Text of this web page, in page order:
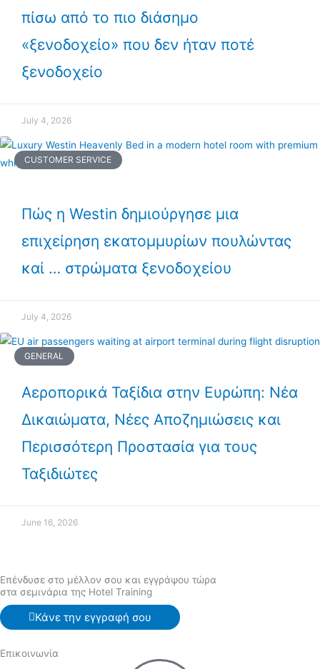
πίσω από το πιο διάσημο
«ξενοδοχείο» που δεν ήταν ποτέ
ξενοδοχείο
July 4, 2026
CUSTOMER SERVICE
Πώς η Westin δημιούργησε μια
επιχείρηση εκατομμυρίων πουλώντας
καί … στρώματα ξενοδοχείου
July 4, 2026
GENERAL
Αεροπορικά Ταξίδια στην Ευρώπη: Νέα
Δικαιώματα, Νέες Αποζημιώσεις και
Περισσότερη Προστασία για τους
Ταξιδιώτες
June 16, 2026
Επένδυσε στο μέλλον σου και εγγράψου τώρα
στα σεμινάρια της Hotel Training
Κάνε την εγγραφή σου
Επικοινωνία